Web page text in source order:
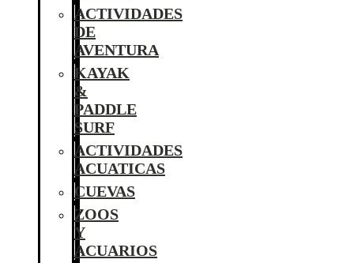
ACTIVIDADES
DE
AVENTURA
KAYAK
&
PADDLE
SURF
ACTIVIDADES
ACUATICAS
CUEVAS
ZOOS
Y
ACUARIOS